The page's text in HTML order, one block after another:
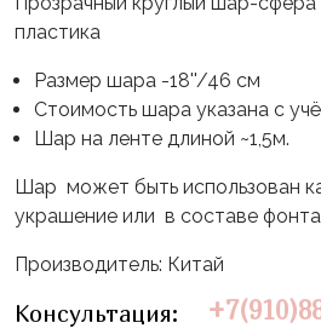
пластика
Размер шара -18''/46 см
Стоимость шара указана с
Шар на ленте длиной ~1,5м.
Шар может быть использован
украшение или в составе
Производитель: Китай
Консультация:
см
шары
с
рисунком
Фольгированные
фигуры
Готовые
из
или
Девочка
Свинка
Смешарики/
Малышарики
Холодное
Сердце
Мой
Пони